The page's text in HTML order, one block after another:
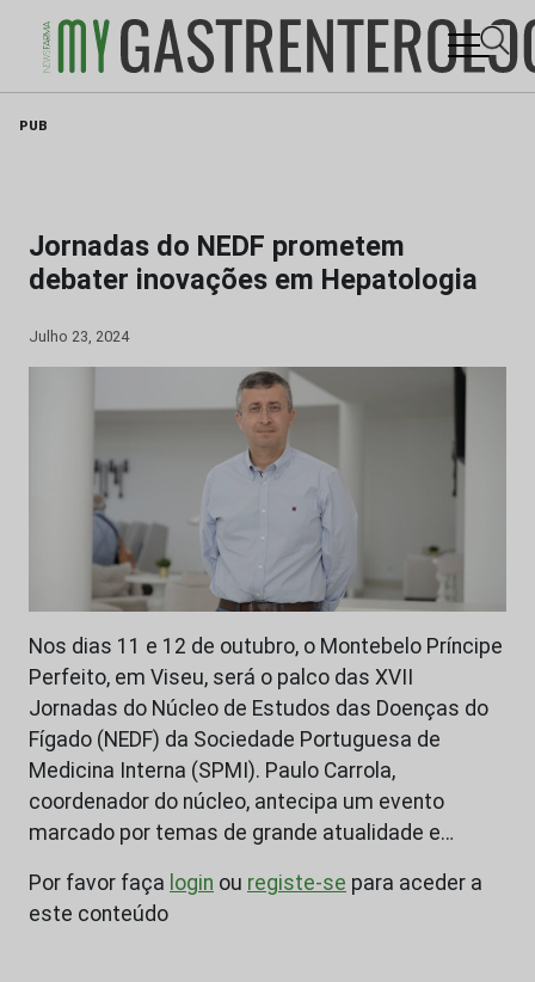
PUB
Jornadas do NEDF prometem
debater inovações em Hepatologia
Julho 23, 2024
Nos dias 11 e 12 de outubro, o Montebelo Príncipe
Perfeito, em Viseu, será o palco das XVII
Jornadas do Núcleo de Estudos das Doenças do
Fígado (NEDF) da Sociedade Portuguesa de
Medicina Interna (SPMI). Paulo Carrola,
coordenador do núcleo, antecipa um evento
marcado por temas de grande atualidade e…
Por favor faça login ou registe-se para aceder a
este conteúdo